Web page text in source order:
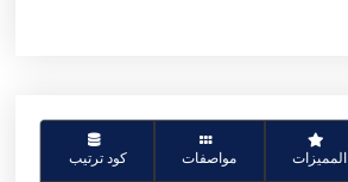
المميزات مواصفات كود ترتيب